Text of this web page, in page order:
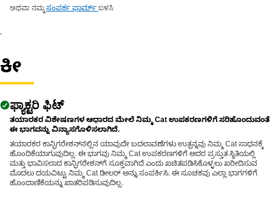
ಅಥವಾ ನಮ್ಮಸಂಪರ್ಕ ಫಾರ್ಮ್ಬಳಸಿ
.
ಕೀ
ಫ್ಯಾಕ್ಟರಿ ಫಿಟ್
ತಯಾರಕರ ವಿಶೇಷಣಗಳ ಆಧಾರದ ಮೇಲೆ ನಿಮ್ಮ Cat ಉಪಕರಣಗಳಿಗೆ ಸರಿಹೊಂದುವಂತೆ
ಈ ಭಾಗವನ್ನು ವಿನ್ಯಾಸಗೊಳಿಸಲಾಗಿದೆ.
ತಯಾರಕರ ಕಾನ್ಫಿಗರೇಶನ್‌ನಲ್ಲಿನ ಯಾವುದೇ ಬದಲಾವಣೆಗಳು ಉತ್ಪನ್ನವು ನಿಮ್ಮ Cat ಸಾಧನಕ್ಕೆ
ಹೊಂದಿಕೆಯಾಗುವುದಿಲ್ಲ. ಈ ಭಾಗವು ನಿಮ್ಮ Cat ಉಪಕರಣಗಳಿಗೆ ಅದರ ಪ್ರಸ್ತುತ ಸ್ಥಿತಿಯಲ್ಲಿ
ಮತ್ತು ಭಾವಿಸಲಾದ ಕಾನ್ಫಿಗರೇಶನ್‌ಗೆ ಸೂಕ್ತವಾಗಿದೆ ಎಂದು ಖಚಿತಪಡಿಸಿಕೊಳ್ಳಲು ಖರೀದಿಸುವ
ಮೊದಲು ದಯವಿಟ್ಟು ನಿಮ್ಮ Cat ಡೀಲರ್ ಅನ್ನು ಸಂಪರ್ಕಿಸಿ. ಈ ಸೂಚಕವು ಎಲ್ಲಾ ಭಾಗಗಳಿಗೆ
ಹೊಂದಾಣಿಕೆಯನ್ನು ಖಾತರಿಪಡಿಸುವುದಿಲ್ಲ.